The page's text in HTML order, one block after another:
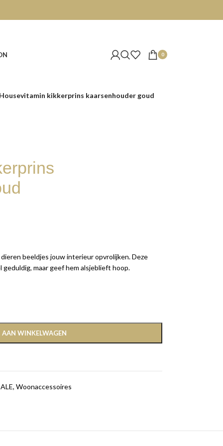
0
kikkerprins kaarsenhouder goud
beeldjes jouw interieur opvrolijken. Deze
geduldig, maar geef hem alsjeblieft hoop.
AAN WINKELWAGEN
, Woonaccessoires